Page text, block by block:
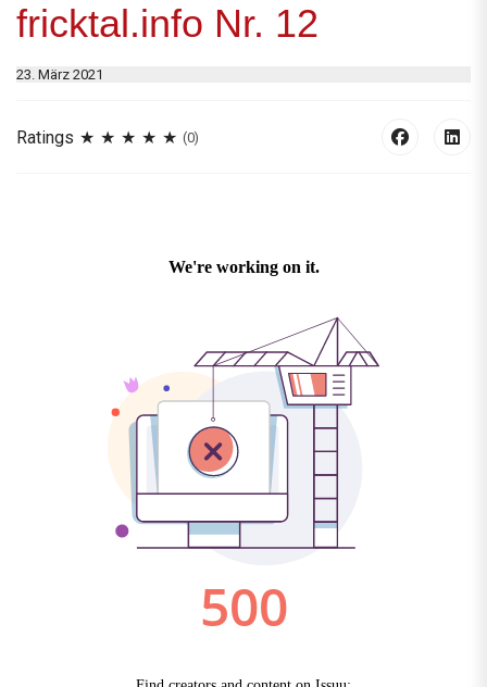
fricktal.info Nr. 12
23. März 2021
Ratings (0)